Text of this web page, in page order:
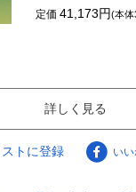
定価41,173円(本体
詳しく見る
トに登録 いい